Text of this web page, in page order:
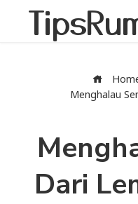
Menghalau
Dari